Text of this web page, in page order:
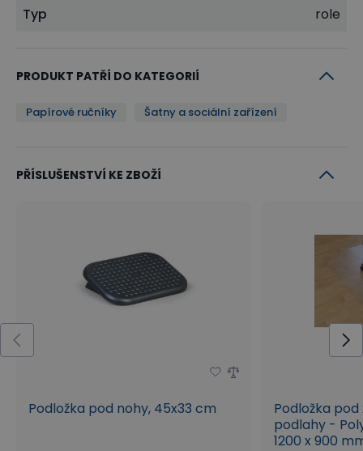
Typ role
PRODUKT PATŘÍ DO KATEGORIÍ
Papírové ručníky Šatny a sociální zařízení
PŘÍSLUŠENSTVÍ KE ZBOŽÍ
Podložka pod nohy, 45x33 cm
Podložka
podlahy -
1200 x 900